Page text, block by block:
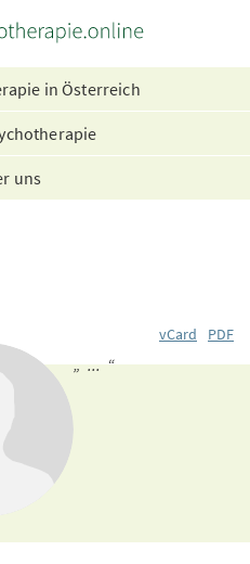
in Österreich
uns
vCard
PDF
„ ... “